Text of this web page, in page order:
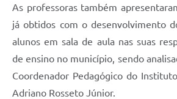
SIC
Briefing de Ações, Divulgações e Eventos
Solicitação de Remoção: Instituições Escolares
As professoras também
já obtidos com o desenvolvimento
alunos em sala de aula nas suas
de ensino no município, sendo
Coordenador Pedagógico do
Adriano Rosseto Júnior.